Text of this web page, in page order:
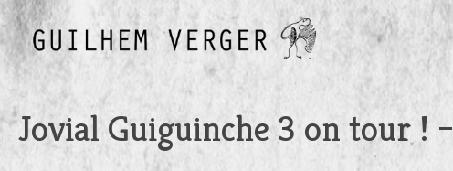
Jovial Guiguinche 3 on tour !